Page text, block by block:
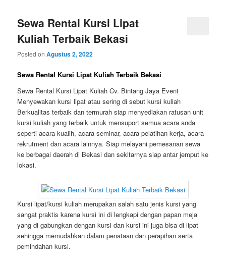
Sewa Rental Kursi Lipat
Kuliah Terbaik Bekasi
Posted onAgustus 2, 2022
Sewa Rental Kursi Lipat Kuliah Terbaik Bekasi
Sewa Rental Kursi Lipat Kuliah Cv. Bintang Jaya Event
Menyewakan kursi lipat atau sering di sebut kursi kuliah
Berkualitas terbaik dan termurah siap menyediakan ratusan unit
kursi kuliah yang terbaik untuk mensuport semua acara anda
seperti acara kualih, acara seminar, acara pelatihan kerja, acara
rekrutment dan acara lainnya. Siap melayani pemesanan sewa
ke berbagai daerah di Bekasi dan sekitarnya siap antar jemput ke
lokasi.
Kursi lipat/kursi kuliah merupakan salah satu jenis kursi yang
sangat praktis karena kursi ini di lengkapi dengan papan meja
yang di gabungkan dengan kursi dan kursi ini juga bisa di lipat
sehingga memudahkan dalam penataan dan perapihan serta
pemindahan kursi.